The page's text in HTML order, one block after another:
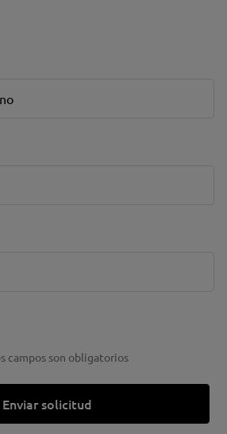
campos son obligatorios
Enviar solicitud